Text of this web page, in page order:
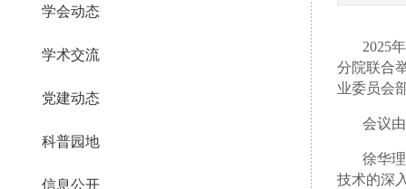
2025
分院联合
业委员会
会议
徐华
技术的深
学会动态
学术交流
党建动态
科普园地
信息公开